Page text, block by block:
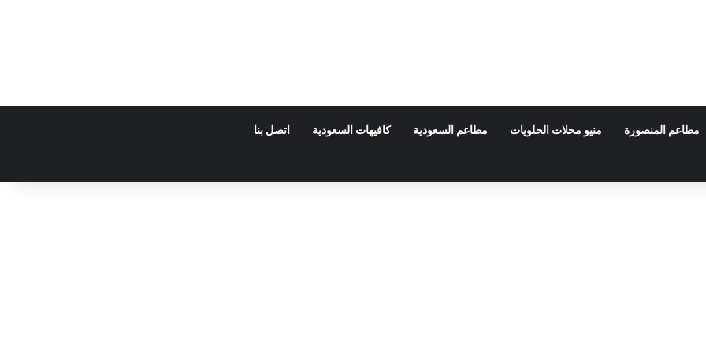
مطاعم المنصورة منيو محلات الحلويات مطاعم السعودية كافيهات السعودية اتصل بنا